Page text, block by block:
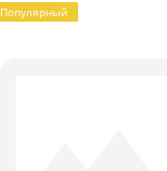
Популярный